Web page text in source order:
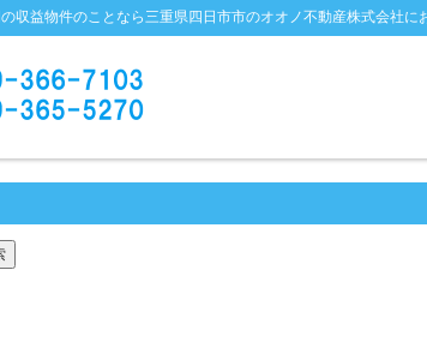
収益物件のことなら三重県四日市市のオオノ不動産株式会社に